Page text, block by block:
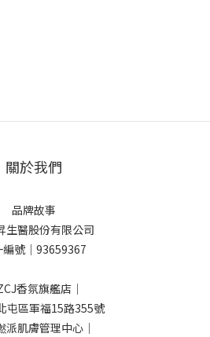
關於我們
品牌故事
生醫股份有限公司
編號｜93659367
香氛旗艦店｜
屯區軍福15路355號
派肌膚管理中心｜